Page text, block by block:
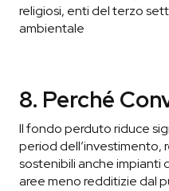
religiosi, enti del terzo
ambientale
8. Perché
Il fondo perduto riduce
period
sostenibili anche impianti
aree meno redditizie dal